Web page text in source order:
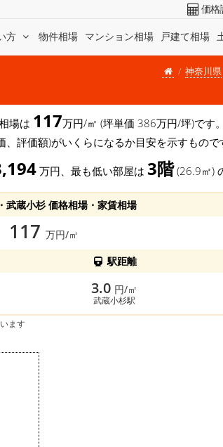
方 物件相場 マンション相場 戸建て相場
価格
神奈川県
場は 117万円/㎡ (坪単価 386万円/坪)です
評価額)がいくらになるか目安を示すもので
万円、最も低い部屋は 3階(26.9㎡)
武蔵小杉 価格相場・家賃相場
117万円/㎡
駅距離
3.0 円/㎡
武蔵小杉駅
ます